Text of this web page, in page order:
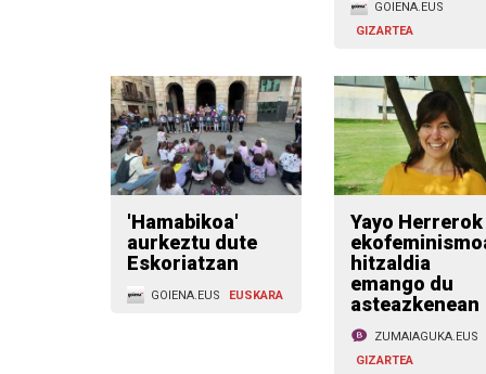
GOIENA.EUS
GIZARTEA
'Hamabikoa'
aurkeztu dute
Eskoriatzan
GOIENA.EUS EUSKARA
Yayo Herrerok
hitzaldia
emango du
asteazkenean
ZUMAIAGUKA.EUS
GIZARTEA